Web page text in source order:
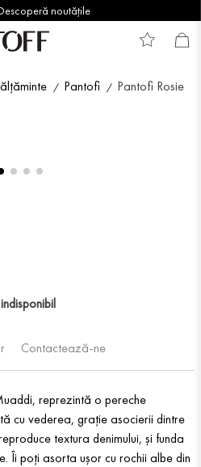
noutățile
Pantofi
Pantofi Rosie
Contactează-ne
reprezintă o pereche
cu vederea, grație asocierii dintre
textura denimului, și funda
Îi poți asorta ușor cu rochii albe din